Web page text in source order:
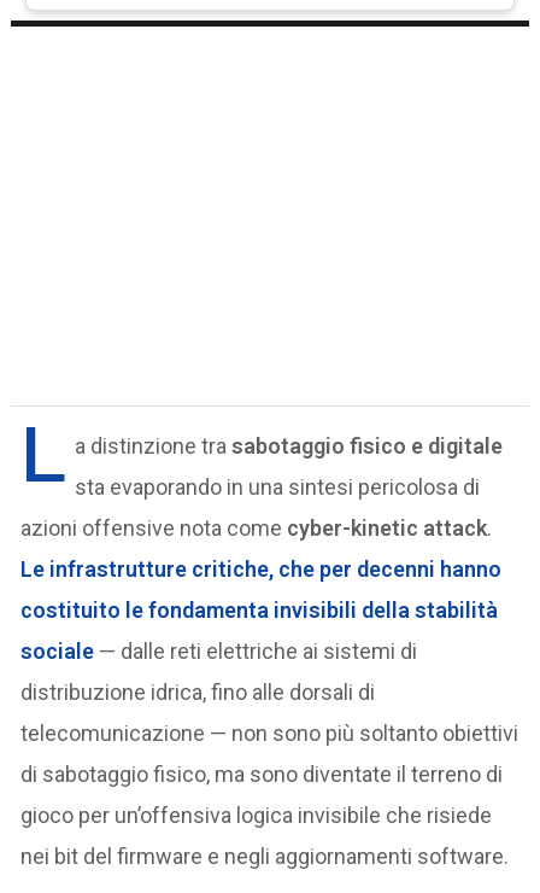
L a distinzione trasabotaggio fisico e digitale
sta evaporando in una sintesi pericolosa di
azioni offensive nota come cyber-kinetic attack.
Le infrastrutture critiche, che per decenni hanno
costituito le fondamenta invisibili della stabilità
sociale — dalle reti elettriche ai sistemi di
distribuzione idrica, fino alle dorsali di
telecomunicazione — non sono più soltanto obiettivi
di sabotaggio fisico, ma sono diventate il terreno di
gioco per un’offensiva logica invisibile che risiede
nei bit del firmware e negli aggiornamenti software.